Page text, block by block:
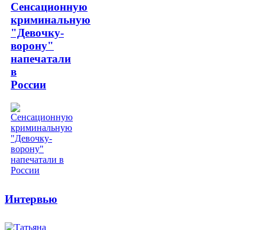
Сенсационную
криминальную
"Девочку-
ворону"
напечатали
в
России
Интервью